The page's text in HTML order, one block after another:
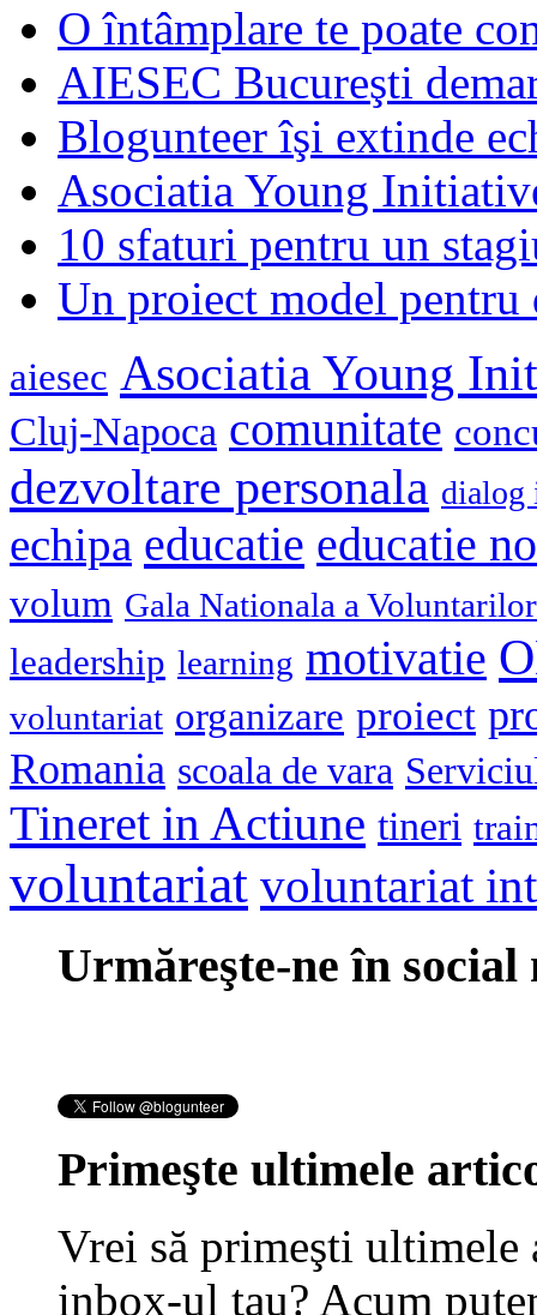
O întâmplare te poate
AIESEC Bucureşti
Blogunteer îşi extinde
Asociatia Young
10 sfaturi pentru un
Un proiect model
aiesec Asociatia Young
Cluj-Napoca comunitate
dezvoltare personala dialog
echipa educatie educatie
volum Gala Nationala a Voluntarilor
leadership learning motivatie
voluntariat organizare proiect
Romania scoala de vara
Tineret in Actiune tineri
voluntariat voluntariat
Urmăreşte-ne în social
Primeşte ultimele
Vrei să primeşti
inbox-ul tau? Acum